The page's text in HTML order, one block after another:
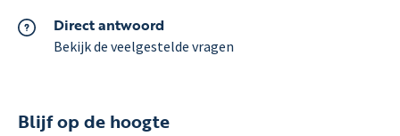
Direct antwoord
Bekijk de veelgestelde vragen
Blijf op de hoogte